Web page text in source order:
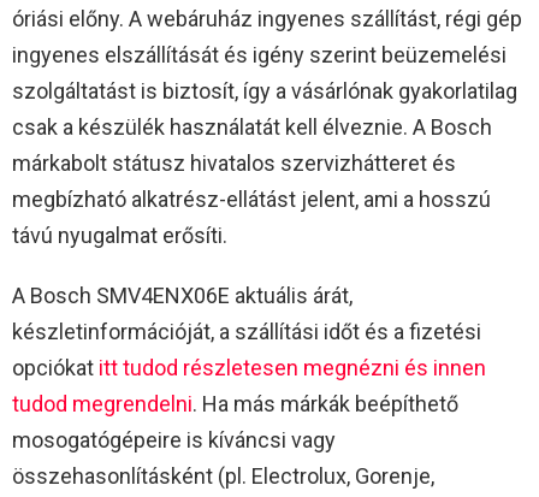
óriási előny. A webáruház ingyenes szállítást, régi gép
ingyenes elszállítását és igény szerint beüzemelési
szolgáltatást is biztosít, így a vásárlónak gyakorlatilag
csak a készülék használatát kell élveznie. A Bosch
márkabolt státusz hivatalos szervizhátteret és
megbízható alkatrész-ellátást jelent, ami a hosszú
távú nyugalmat erősíti.​
A Bosch SMV4ENX06E aktuális árát,
készletinformációját, a szállítási időt és a fizetési
opciókat itt tudod részletesen megnézni és innen
tudod megrendelni. Ha más márkák beépíthető
mosogatógépeire is kíváncsi vagy
összehasonlításként (pl. Electrolux, Gorenje,